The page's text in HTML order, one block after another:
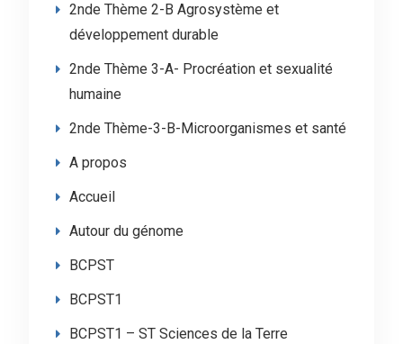
2nde Thème 2-B Agrosystème et
développement durable
2nde Thème 3-A- Procréation et sexualité
humaine
2nde Thème-3-B-Microorganismes et santé
A propos
Accueil
Autour du génome
BCPST
BCPST1
BCPST1 – ST Sciences de la Terre